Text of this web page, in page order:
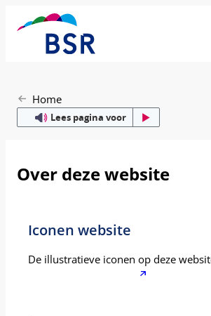
Home
Lees pagina voor
Over deze website
Iconen website
De illustratieve iconen op deze